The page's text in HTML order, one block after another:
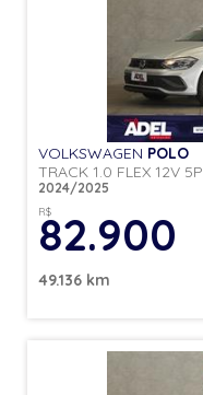
VOLKSWAGEN POLO
TRACK 1.0 FLEX 12V 5P
2024/2025
R$
82.900
49.136 km